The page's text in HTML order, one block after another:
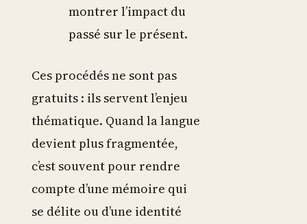
montrer l’impact du
passé sur le présent.
Ces procédés ne sont pas
gratuits : ils servent l’enjeu
thématique. Quand la langue
devient plus fragmentée,
c’est souvent pour rendre
compte d’une mémoire qui
se délite ou d’une identité